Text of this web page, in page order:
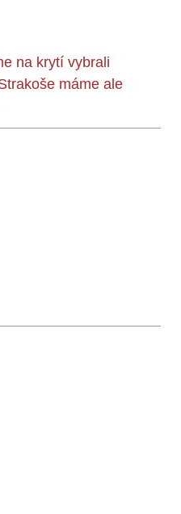
na krytí vybrali
máme ale